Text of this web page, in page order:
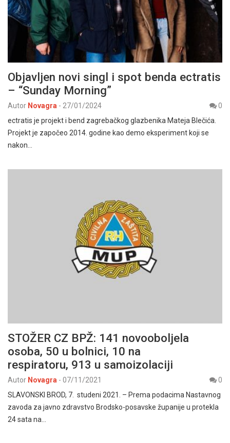
Objavljen novi singl i spot benda ectratis
– “Sunday Morning”
Autor Novagra - 27/01/2024
0
ectratis je projekt i bend zagrebačkog glazbenika Mateja Blečića.
Projekt je započeo 2014. godine kao demo eksperiment koji se
nakon…
STOŽER CZ BPŽ: 141 novooboljela
osoba, 50 u bolnici, 10 na
respiratoru, 913 u samoizolaciji
Autor Novagra - 07/11/2021
0
SLAVONSKI BROD, 7. studeni 2021. – Prema podacima Nastavnog
zavoda za javno zdravstvo Brodsko-posavske županije u protekla
24 sata na…